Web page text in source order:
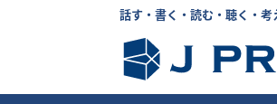
話す・書く・読む・聴く・